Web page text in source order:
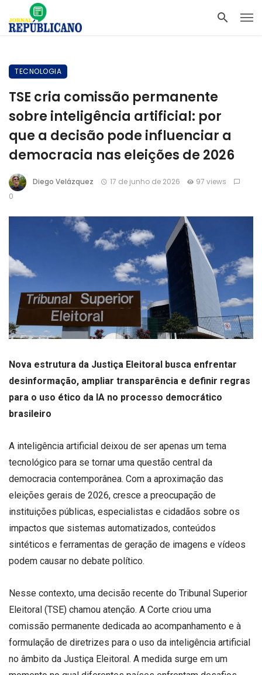
TECNOLOGIA
TSE cria comissão permanente
sobre inteligência artificial: por
que a decisão pode influenciar a
democracia nas eleições de 2026
Diego Velázquez 17 de junho de 2026
97 views
0
Nova estrutura da Justiça Eleitoral busca enfrentar
desinformação, ampliar transparência e definir regras
para o uso ético da IA no processo democrático
brasileiro
A inteligência artificial deixou de ser apenas um tema
tecnológico para se tornar uma questão central da
democracia contemporânea. Com a aproximação das
eleições gerais de 2026, cresce a preocupação de
instituições públicas, especialistas e cidadãos sobre os
impactos que sistemas automatizados, conteúdos
sintéticos e ferramentas de geração de imagens e vídeos
podem causar no debate político.
Nesse contexto, uma decisão recente do Tribunal Superior
Eleitoral (TSE) chamou atenção. A Corte criou uma
comissão permanente dedicada ao acompanhamento e à
formulação de diretrizes para o uso da inteligência artificial
no âmbito da Justiça Eleitoral. A medida surge em um